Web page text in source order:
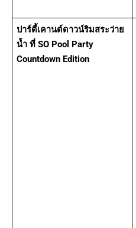
ปาร์ตี้เคานต์ดาวน์ริมสระว่าย
น้ำ ที่ SO Pool Party
Countdown Edition